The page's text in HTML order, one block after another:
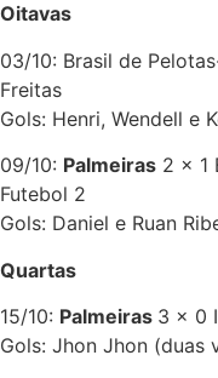
Oitavas
03/10: Brasil de
Freitas
Gols: Henri, Wendell e
09/10: Palmeiras 2 x 1
Futebol 2
Gols: Daniel e Ruan
Quartas
15/10: Palmeiras 3 x 0
Gols: Jhon Jhon (duas